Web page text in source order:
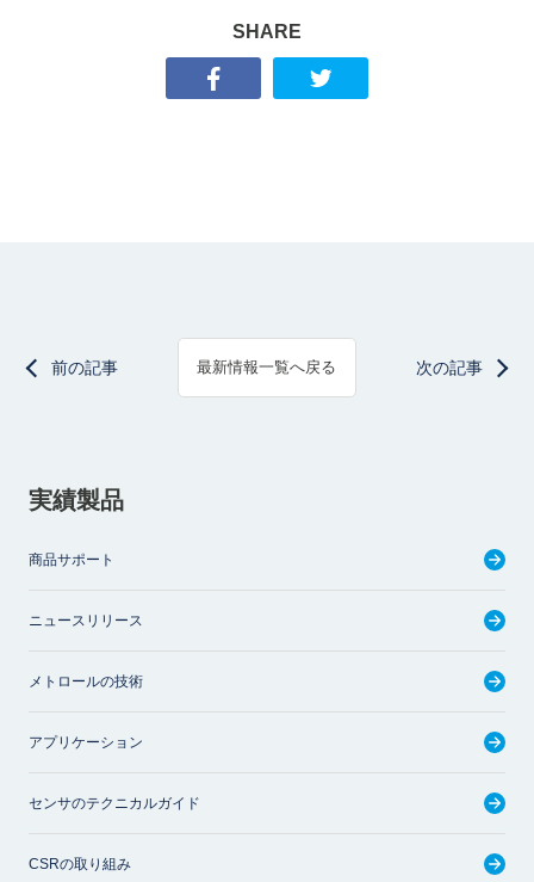
SHARE
前の記事 最新情報一覧へ戻る 次の記事
実績製品
商品サポート
ニュースリリース
メトロールの技術
アプリケーション
センサのテクニカルガイド
CSRの取り組み